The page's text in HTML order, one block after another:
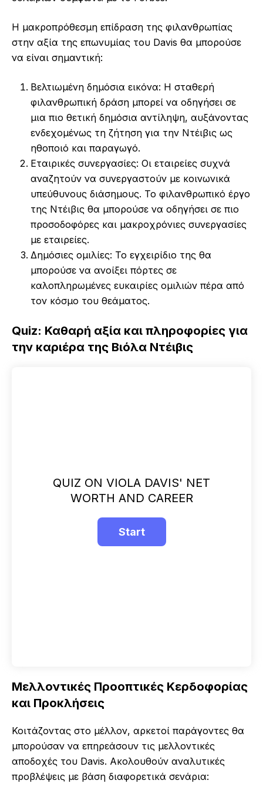
Η μακροπρόθεσμη επίδραση της φιλανθρωπίας
στην αξία της επωνυμίας του Davis θα μπορούσε
να είναι σημαντική:
Βελτιωμένη δημόσια εικόνα: Η σταθερή
φιλανθρωπική δράση μπορεί να οδηγήσει σε
μια πιο θετική δημόσια αντίληψη, αυξάνοντας
ενδεχομένως τη ζήτηση για την Ντέιβις ως
ηθοποιό και παραγωγό.
Εταιρικές συνεργασίες: Οι εταιρείες συχνά
αναζητούν να συνεργαστούν με κοινωνικά
υπεύθυνους διάσημους. Το φιλανθρωπικό έργο
της Ντέιβις θα μπορούσε να οδηγήσει σε πιο
προσοδοφόρες και μακροχρόνιες συνεργασίες
με εταιρείες.
Δημόσιες ομιλίες: Το εγχειρίδιο της θα
μπορούσε να ανοίξει πόρτες σε
καλοπληρωμένες ευκαιρίες ομιλιών πέρα από
τον κόσμο του θεάματος.
Quiz: Καθαρή αξία και πληροφορίες για
την καριέρα της Βιόλα Ντέιβις
QUIZ ON VIOLA DAVIS' NET
WORTH AND CAREER
Μελλοντικές Προοπτικές Κερδοφορίας
και Προκλήσεις
Κοιτάζοντας στο μέλλον, αρκετοί παράγοντες θα
μπορούσαν να επηρεάσουν τις μελλοντικές
αποδοχές του Davis. Ακολουθούν αναλυτικές
προβλέψεις με βάση διαφορετικά σενάρια: